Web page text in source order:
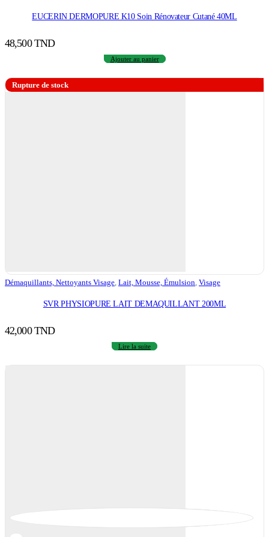
EUCERIN DERMOPURE K10 Soin Rénovateur Cutané 40ML
48,500TND
Ajouter au panier
Rupture de stock
Démaquillants, Nettoyants Visage, Lait, Mousse, Émulsion, Visage
SVR PHYSIOPURE LAIT DEMAQUILLANT 200ML
42,000TND
Lire la suite